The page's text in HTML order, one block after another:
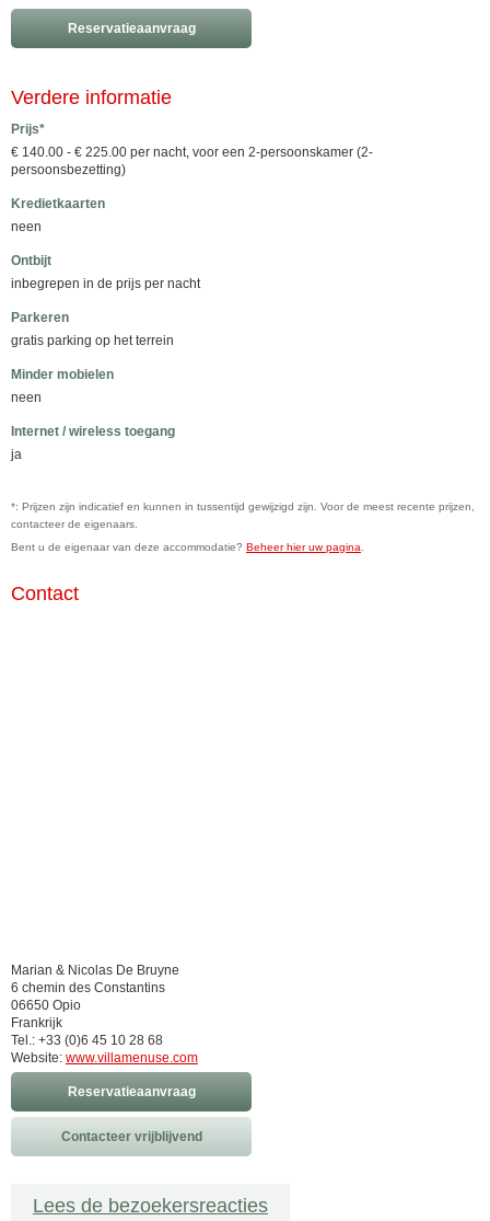
Reservatieaanvraag
Verdere informatie
Prijs*
€ 140.00 - € 225.00 per nacht, voor een 2-persoonskamer (2-
persoonsbezetting)
Kredietkaarten
neen
Ontbijt
inbegrepen in de prijs per nacht
Parkeren
gratis parking op het terrein
Minder mobielen
neen
Internet / wireless toegang
ja
*: Prijzen zijn indicatief en kunnen in tussentijd gewijzigd zijn. Voor de meest recente prijzen,
contacteer de eigenaars.
Bent u de eigenaar van deze accommodatie? Beheer hier uw pagina
Contact
Marian & Nicolas De Bruyne
6 chemin des Constantins
06650 Opio
Frankrijk
Tel.: +33 (0)6 45 10 28 68
Website: www.villamenuse.com
Reservatieaanvraag
Contacteer vrijblijvend
Lees de bezoekersreacties